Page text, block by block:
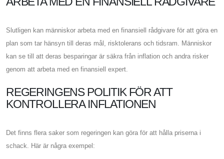
Slutligen kan människor arbeta med en finansiell rådgivare för att göra en
plan som tar hänsyn till deras mål, risktolerans och tidsram. Människor
kan se till att deras besparingar är säkra från inflation och andra risker
genom att arbeta med en finansiell expert.
REGERINGENS POLITIK FÖR ATT
KONTROLLERA INFLATIONEN
Det finns flera saker som regeringen kan göra för att hålla priserna i
schack. Här är några exempel: